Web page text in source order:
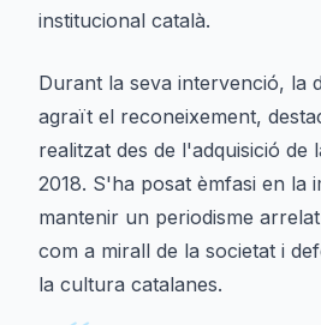
institucional català.
Durant la seva intervenció, la
agraït el reconeixement,
realitzat des de l'adquisició de
2018. S'ha posat èmfasi en la
mantenir un periodisme
com a mirall de la societat i
la cultura catalanes.